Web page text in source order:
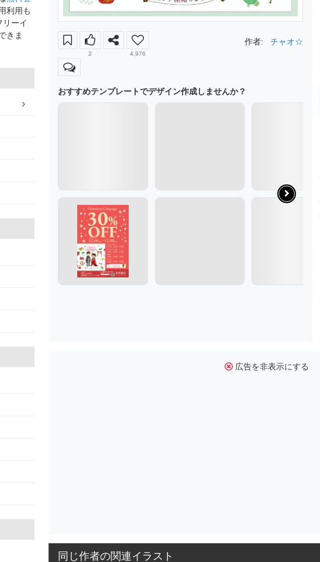
利用も
ーイ
きま
2 4,976
作者: チャオ☆
おすすめテンプレートでデザイン作成しませんか？
広告を非表示にする
同じ作者の関連イラスト